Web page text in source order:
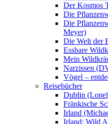
Der Kosmos
Die
Die
Meyer)
Die Welt der
Essbare
Mein
Narzissen
Vögel –
Reisebücher
Dublin
Fränkische
Irland
Irland: Wild